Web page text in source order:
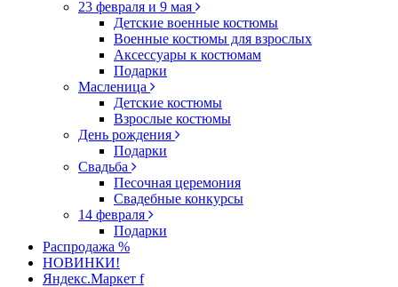
23 февраля и 9 мая
Детские военные костюмы
Военные костюмы для взрослых
Аксессуары к костюмам
Подарки
Масленица
Детские костюмы
Взрослые костюмы
День рождения
Подарки
Свадьба
Песочная церемония
Свадебные конкурсы
14 февраля
Подарки
Распродажа %
НОВИНКИ!
Яндекс.Маркет f